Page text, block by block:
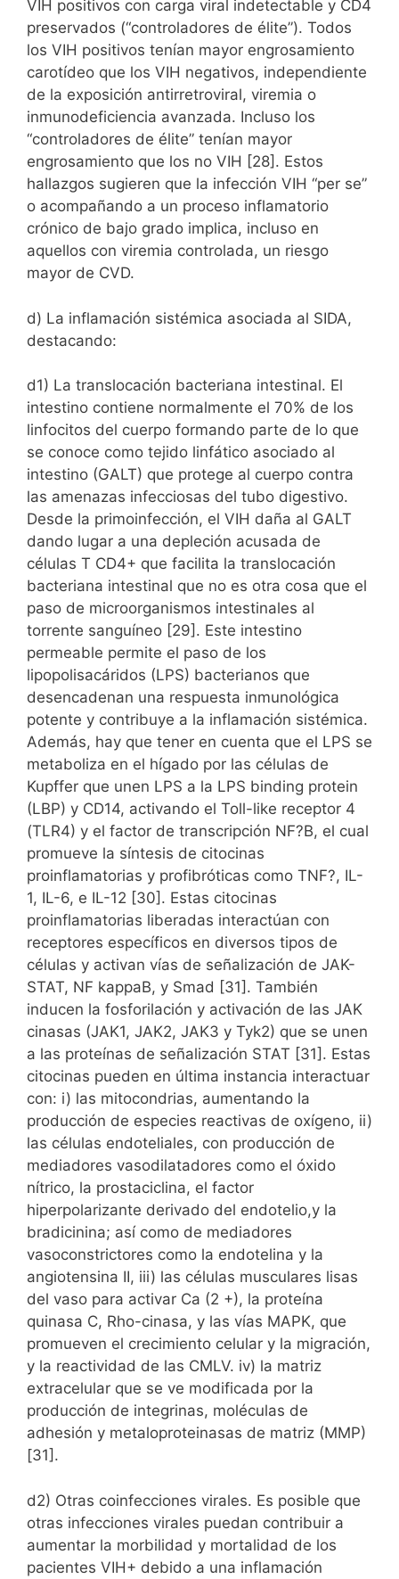
VIH positivos con carga viral indetectable y CD4
preservados (“controladores de élite”). Todos
los VIH positivos tenían mayor engrosamiento
carotídeo que los VIH negativos, independiente
de la exposición antirretroviral, viremia o
inmunodeficiencia avanzada. Incluso los
“controladores de élite” tenían mayor
engrosamiento que los no VIH [28]. Estos
hallazgos sugieren que la infección VIH “per se”
o acompañando a un proceso inflamatorio
crónico de bajo grado implica, incluso en
aquellos con viremia controlada, un riesgo
mayor de CVD.
d) La inflamación sistémica asociada al SIDA,
destacando:
d1) La translocación bacteriana intestinal. El
intestino contiene normalmente el 70% de los
linfocitos del cuerpo formando parte de lo que
se conoce como tejido linfático asociado al
intestino (GALT) que protege al cuerpo contra
las amenazas infecciosas del tubo digestivo.
Desde la primoinfección, el VIH daña al GALT
dando lugar a una depleción acusada de
células T CD4+ que facilita la translocación
bacteriana intestinal que no es otra cosa que el
paso de microorganismos intestinales al
torrente sanguíneo [29]. Este intestino
permeable permite el paso de los
lipopolisacáridos (LPS) bacterianos que
desencadenan una respuesta inmunológica
potente y contribuye a la inflamación sistémica.
Además, hay que tener en cuenta que el LPS se
metaboliza en el hígado por las células de
Kupffer que unen LPS a la LPS binding protein
(LBP) y CD14, activando el Toll-like receptor 4
(TLR4) y el factor de transcripción NF?B, el cual
promueve la síntesis de citocinas
proinflamatorias y profibróticas como TNF?, IL-
1, IL-6, e IL-12 [30]. Estas citocinas
proinflamatorias liberadas interactúan con
receptores específicos en diversos tipos de
células y activan vías de señalización de JAK-
STAT, NF kappaB, y Smad [31]. También
inducen la fosforilación y activación de las JAK
cinasas (JAK1, JAK2, JAK3 y Tyk2) que se unen
a las proteínas de señalización STAT [31]. Estas
citocinas pueden en última instancia interactuar
con: i) las mitocondrias, aumentando la
producción de especies reactivas de oxígeno, ii)
las células endoteliales, con producción de
mediadores vasodilatadores como el óxido
nítrico, la prostaciclina, el factor
hiperpolarizante derivado del endotelio,y la
bradicinina; así como de mediadores
vasoconstrictores como la endotelina y la
angiotensina II, iii) las células musculares lisas
del vaso para activar Ca (2 +), la proteína
quinasa C, Rho-cinasa, y las vías MAPK, que
promueven el crecimiento celular y la migración,
y la reactividad de las CMLV. iv) la matriz
extracelular que se ve modificada por la
producción de integrinas, moléculas de
adhesión y metaloproteinasas de matriz (MMP)
[31].
d2) Otras coinfecciones virales. Es posible que
otras infecciones virales puedan contribuir a
aumentar la morbilidad y mortalidad de los
pacientes VIH+ debido a una inflamación